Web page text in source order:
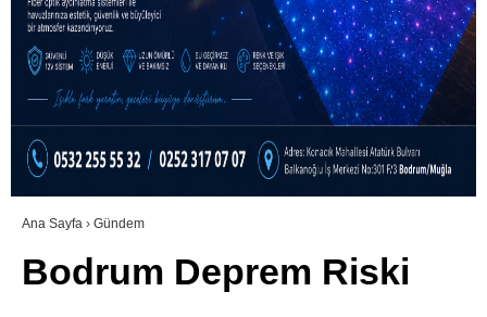
WhatsApp İhbar Hattı
SPOR
MAGAZIN
SAĞLIK
DIĞER
Ana Sayfa › Gündem
Bodrum Deprem Riski